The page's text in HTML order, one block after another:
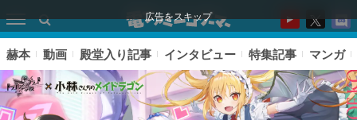
広告をスキップ
赫本 動画 殿堂入り記事 インタビュー 特集記事 マンガ